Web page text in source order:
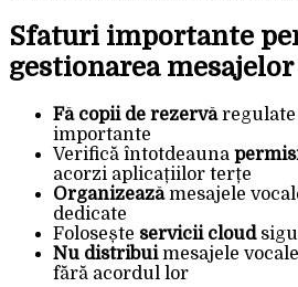
Sfaturi importante
gestionarea
Fă copii de rezervăregulate
importante
Verifică întotdeauna
acorzi aplicațiilor terțe
Organizeazămesajele
dedicate
Folosește servicii cloud
Nu distribuimesajele
fără acordul lor